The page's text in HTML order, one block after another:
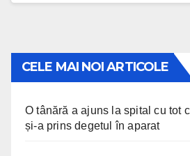
CELE MAI NOI ARTICOLE
O tânără a ajuns la spital cu tot
și-a prins degetul în aparat